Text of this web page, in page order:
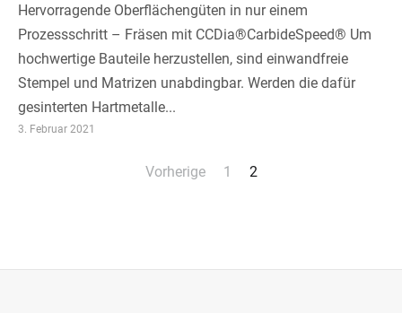
Hervorragende Oberflächengüten in nur einem
Prozessschritt – Fräsen mit CCDia®CarbideSpeed® Um
hochwertige Bauteile herzustellen, sind einwandfreie
Stempel und Matrizen unabdingbar. Werden die dafür
gesinterten Hartmetalle...
3. Februar 2021
Seitennummerierung
Vorherige 1 2